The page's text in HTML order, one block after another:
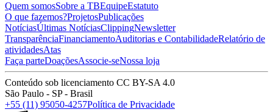
Quem somosSobre a TBEquipeEstatuto
O que fazemos?ProjetosPublicações
NotíciasÚltimas NotíciasClippingNewsletter
TransparênciaFinanciamentoAuditorias e ContabilidadeRelatório de
atividadesAtas
Faça parteDoaçõesAssocie-seNossa loja
Conteúdo sob licenciamento CC BY-SA 4.0
São Paulo - SP - Brasil
+55 (11) 95050-4257Política de Privacidade